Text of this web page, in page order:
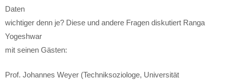
Daten
wichtiger denn je? Diese und andere Fragen diskutiert Ranga
Yogeshwar
mit seinen Gästen:
Prof. Johannes Weyer (Techniksoziologe, Universität